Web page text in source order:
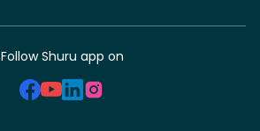
Follow Shuru app on